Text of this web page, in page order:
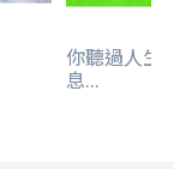
你聽過人生
息...